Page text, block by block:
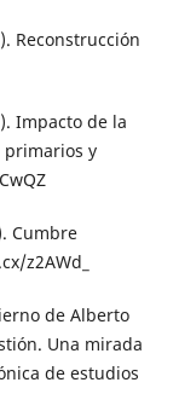
Reconstrucción
Impacto de la
primarios y
Cumbre
z2AWd_
de Alberto
Una mirada
de estudios